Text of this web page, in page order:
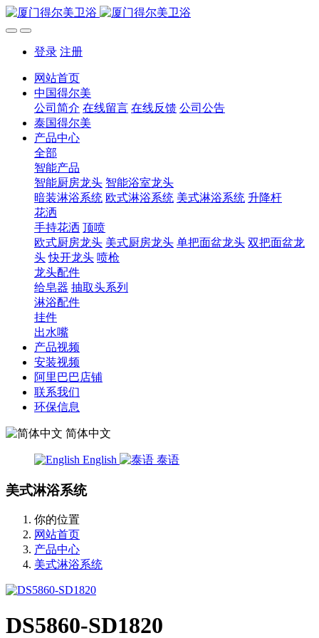
登录 注册
网站首页
中国得尔美
公司简介 在线留言 在线反馈 公司公告
泰国得尔美
产品中心
全部
智能产品
智能厨房龙头 智能浴室龙头
暗装淋浴系统 欧式淋浴系统 美式淋浴系统 升降杆
花洒
手持花洒 顶喷
欧式厨房龙头 美式厨房龙头 单把面盆龙头 双把面盆龙
头 快开龙头 喷枪
龙头配件
给皂器 抽取头系列
淋浴配件
挂件
出水嘴
产品视频
安装视频
阿里巴巴店铺
联系我们
环保信息
简体中文
English 泰语
美式淋浴系统
你的位置
网站首页
产品中心
美式淋浴系统
DS5860-SD1820